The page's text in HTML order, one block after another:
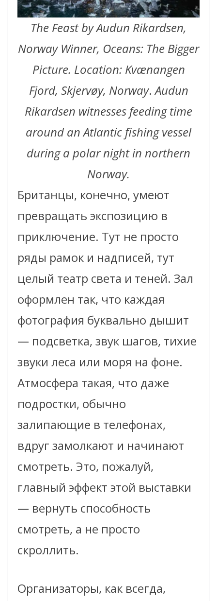
The Feast by Audun Rikardsen,
Norway Winner, Oceans: The Bigger
Picture. Location: Kvænangen
Fjord, Skjervøy, Norway.Audun
Rikardsen witnesses feeding time
around an Atlantic fishing vessel
during a polar night in northern
Norway.
Британцы, конечно, умеют
превращать экспозицию в
приключение. Тут не просто
ряды рамок и надписей, тут
целый театр света и теней. Зал
оформлен так, что каждая
фотография буквально дышит
— подсветка, звук шагов, тихие
звуки леса или моря на фоне.
Атмосфера такая, что даже
подростки, обычно
залипающие в телефонах,
вдруг замолкают и начинают
смотреть. Это, пожалуй,
главный эффект этой выставки
— вернуть способность
смотреть, а не просто
скроллить.
Организаторы, как всегда,